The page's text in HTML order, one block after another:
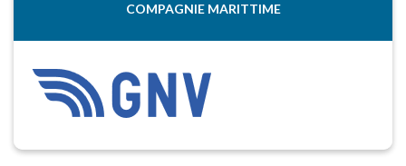
COMPAGNIE MARITTIME